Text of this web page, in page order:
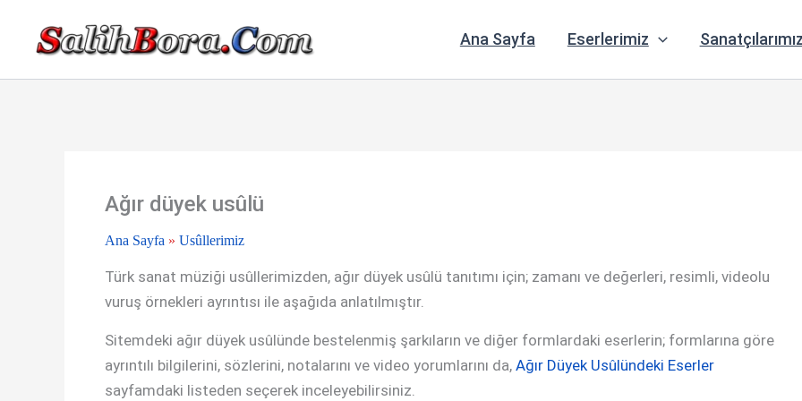
Ana Sayfa Eserlerimiz Sanatçılarımız
Ağır düyek usûlü
Ana Sayfa » Usûllerimiz
Türk sanat müziği usûllerimizden, ağır düyek usûlü tanıtımı için; zamanı ve değerleri, resimli, videolu
vuruş örnekleri ayrıntısı ile aşağıda anlatılmıştır.
Sitemdeki ağır düyek usûlünde bestelenmiş şarkıların ve diğer formlardaki eserlerin; formlarına göre
ayrıntılı bilgilerini, sözlerini, notalarını ve video yorumlarını da, Ağır Düyek Usûlündeki Eserler
sayfamdaki listeden seçerek inceleyebilirsiniz.